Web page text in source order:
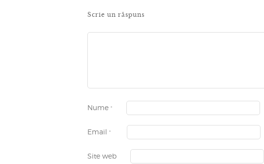
Scrie un răspuns
Nume *
Email *
Site web